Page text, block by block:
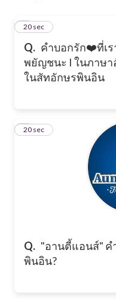
Q. คำบอกรัก❤️ที่เร
พยัญชนะ I ในภาษา
ในสัทอักษรพินอิน
1
20 sec
Q. "อานตี้แอนส์" ค
พินอิน?
2
20 sec